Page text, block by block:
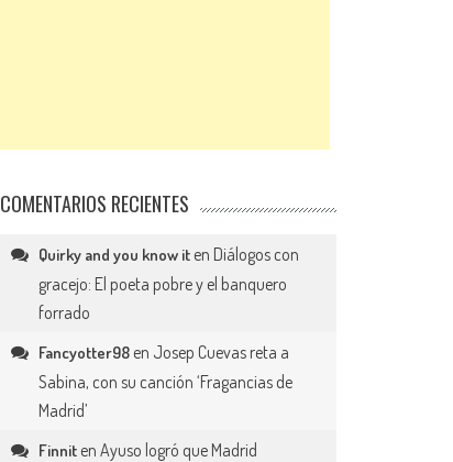
COMENTARIOS RECIENTES
Quirky and you know it en Diálogos con
gracejo: El poeta pobre y el banquero
forrado
Fancyotter98 en Josep Cuevas reta a
Sabina, con su canción ‘Fragancias de
Madrid’
Finnit enAyuso logró que Madrid